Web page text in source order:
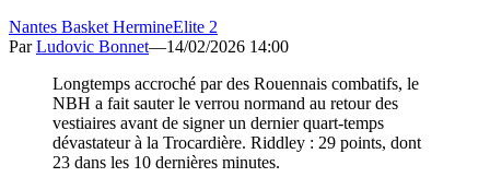
Nantes Basket HermineElite 2
ParLudovic Bonnet—14/02/2026 14:00
Longtemps accroché par des Rouennais combatifs, le
NBH a fait sauter le verrou normand au retour des
vestiaires avant de signer un dernier quart-temps
dévastateur à la Trocardière. Riddley : 29 points, dont
23 dans les 10 dernières minutes.